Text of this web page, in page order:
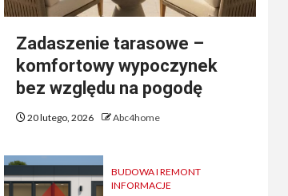
Zadaszenie tarasowe –
komfortowy wypoczynek
bez względu na pogodę
20 lutego, 2026 Abc4home
BUDOWA I REMONT
INFORMACJE